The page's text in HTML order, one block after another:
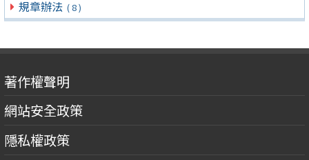
規章辦法 ( 8 )
著作權聲明
網站安全政策
隱私權政策